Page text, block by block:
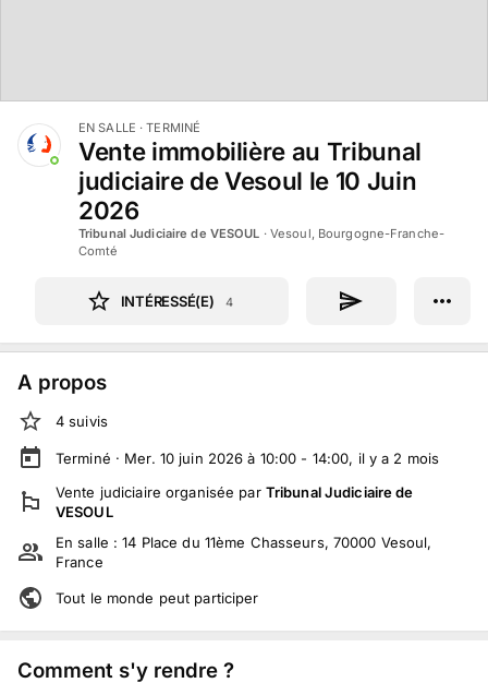
EN SALLE · TERMINÉ
Vente immobilière au Tribunal
judiciaire de Vesoul le 10 Juin
2026
Tribunal Judiciaire de VESOUL · Vesoul, Bourgogne-Franche-
Comté
INTÉRESSÉ(E) 4
A propos
4 suivis
Terminé · Mer. 10 juin 2026 à 10:00 - 14:00, il y a 2 mois
Vente judiciaire organisée par Tribunal Judiciaire de
VESOUL
En salle :14 Place du 11ème Chasseurs, 70000 Vesoul,
France
Tout le monde peut participer
Comment s'y rendre ?